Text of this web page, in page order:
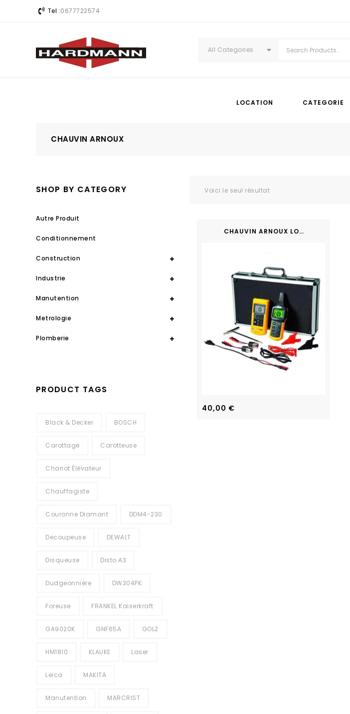
Tel :0677722574
All Categories
LOCATION CATEGORIE
CHAUVIN ARNOUX
Voici le seul résultat
CHAUVIN ARNOUX LOCAT-N
40,00 €
SHOP BY CATEGORY
Autre Produit
Conditionnement
Construction
Industrie
Manutention
Metrologie
Plomberie
PRODUCT TAGS
Black & Decker BOSCH
Carottage Carotteuse
Chariot Élévateur
Chauffagiste
Couronne Diamant DDM4-230
Decoupeuse DEWALT
Disqueuse Disto A3
Dudgeonnière DW304PK
Foreuse FRANKEL Kaiserkraft
GA9020K GNF65A GOLZ
HM1810 KLAUKE Laser
Leica MAKITA
Manutention MARCRIST